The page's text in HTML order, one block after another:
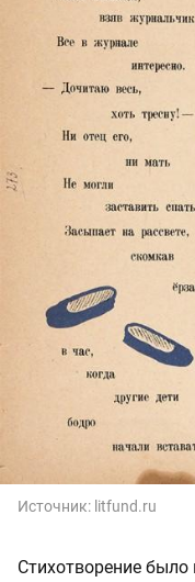
Источник: litfund.ru
Стихотворение было